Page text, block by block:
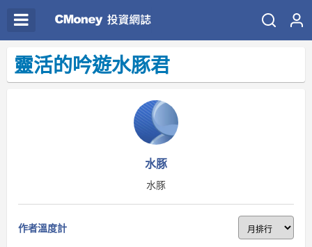
靈活的吟遊水豚君
水豚
水豚
作者溫度計